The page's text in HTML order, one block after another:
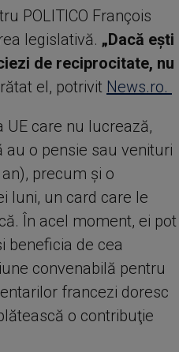
POLITICO François
legislativă. „Dacă eşti
de reciprocitate, nu
el, potrivit News.ro.
care nu lucrează,
au o pensie sau venituri
precum şi o
luni, un card care le
În acel moment, ei pot
beneficia de cea
convenabilă pentru
francezi doresc
o contribuţie